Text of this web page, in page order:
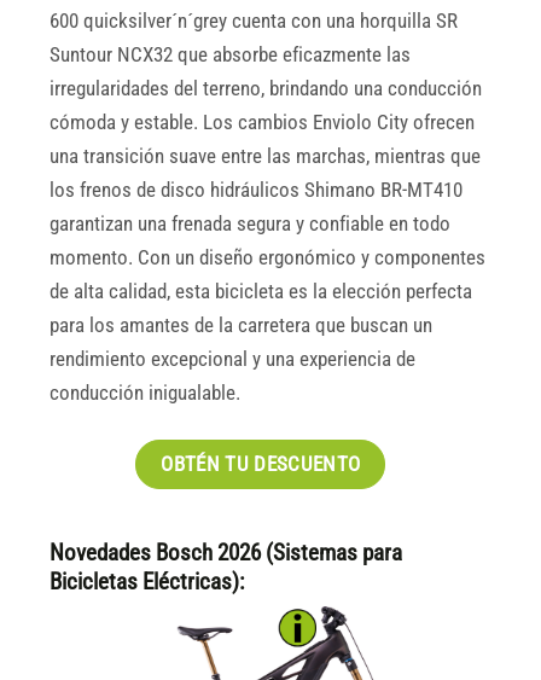
600 quicksilver´n´grey cuenta con una horquilla SR
Suntour NCX32 que absorbe eficazmente las
irregularidades del terreno, brindando una conducción
cómoda y estable. Los cambios Enviolo City ofrecen
una transición suave entre las marchas, mientras que
los frenos de disco hidráulicos Shimano BR-MT410
garantizan una frenada segura y confiable en todo
momento. Con un diseño ergonómico y componentes
de alta calidad, esta bicicleta es la elección perfecta
para los amantes de la carretera que buscan un
rendimiento excepcional y una experiencia de
conducción inigualable.
OBTÉN TU DESCUENTO
Novedades Bosch 2026 (Sistemas para
Bicicletas Eléctricas):